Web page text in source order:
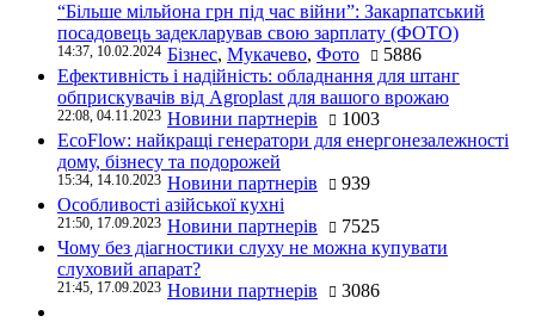
“Більше мільйона грн під час війни”: Закарпатський
посадовець задекларував свою зарплату (ФОТО)
14:37, 10.02.2024 Бізнес, Мукачево, Фото
5886
Ефективність і надійність: обладнання для штанг
обприскувачів від Agroplast для вашого врожаю
22:08, 04.11.2023 Новини партнерів
1003
EcoFlow: найкращі генератори для енергонезалежності
дому, бізнесу та подорожей
15:34, 14.10.2023 Новини партнерів
939
Особливості азійської кухні
21:50, 17.09.2023 Новини партнерів
7525
Чому без діагностики слуху не можна купувати
слуховий апарат?
21:45, 17.09.2023 Новини партнерів 3086